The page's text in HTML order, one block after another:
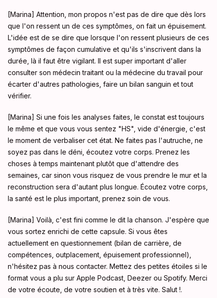
[Marina] Attention, mon propos n'est pas de dire que dès lors
que l'on ressent un de ces symptômes, on fait un épuisement.
L'idée est de se dire que lorsque l'on ressent plusieurs de ces
symptômes de façon cumulative et qu'ils s'inscrivent dans la
durée, là il faut être vigilant. Il est super important d'aller
consulter son médecin traitant ou la médecine du travail pour
écarter d'autres pathologies, faire un bilan sanguin et tout
vérifier.
[Marina] Si une fois les analyses faites, le constat est toujours
le même et que vous vous sentez "HS", vide d'énergie, c'est
le moment de verbaliser cet état. Ne faites pas l'autruche, ne
soyez pas dans le déni, écoutez votre corps. Prenez les
choses à temps maintenant plutôt que d'attendre des
semaines, car sinon vous risquez de vous prendre le mur et la
reconstruction sera d'autant plus longue. Écoutez votre corps,
la santé est le plus important, prenez soin de vous.
[Marina] Voilà, c'est fini comme le dit la chanson. J'espère que
vous sortez enrichi de cette capsule. Si vous êtes
actuellement en questionnement (bilan de carrière, de
compétences, outplacement, épuisement professionnel),
n'hésitez pas à nous contacter. Mettez des petites étoiles si le
format vous a plu sur Apple Podcast, Deezer ou Spotify. Merci
de votre écoute, de votre soutien et à très vite. Salut !.